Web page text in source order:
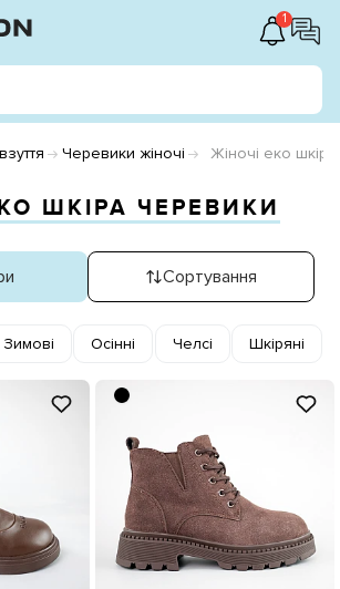
1
Черевики жіночі Жіночі еко
ШКІРА ЧЕРЕВИКИ
Сортування
Зимові Осінні Челсі Шкіряні